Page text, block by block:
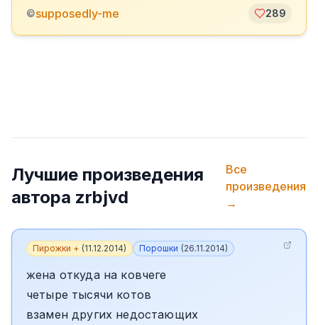
©supposedly-me 289
Лучшие произведения
автора zrbjvd
Все
произведения
→
Пирожки + (11.12.2014) Порошки (26.11.2014)
жена откуда на ковчеге
четыре тысячи котов
взамен других недостающих